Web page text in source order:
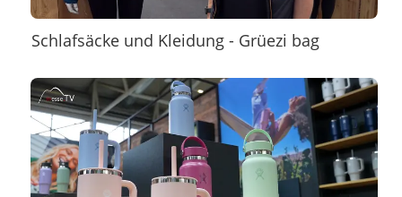
Schlafsäcke und Kleidung - Grüezi bag